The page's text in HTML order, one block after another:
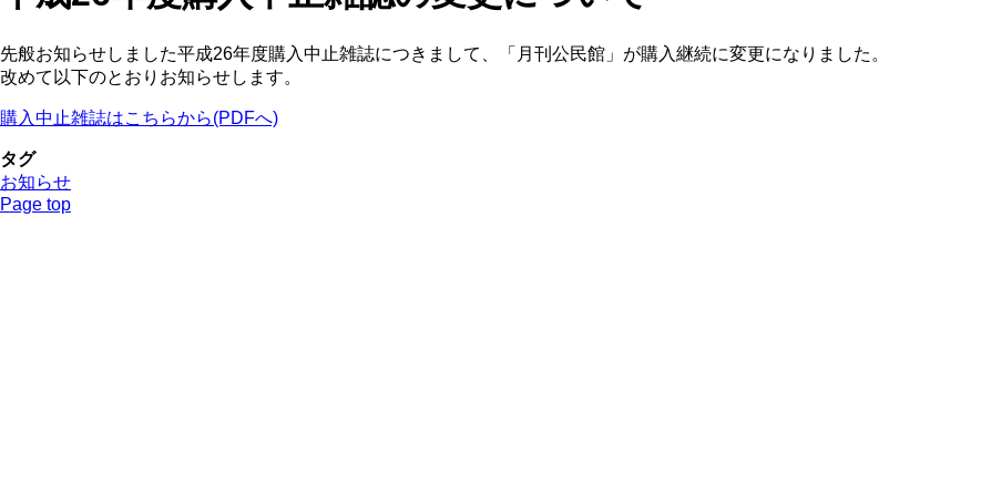
先般お知らせしました平成26年度購入中止雑誌につきまして、「月刊公民館」が購入継続に変更になりました。
改めて以下のとおりお知らせします。
購入中止雑誌はこちらから(PDFへ)
タグ
お知らせ
Page top